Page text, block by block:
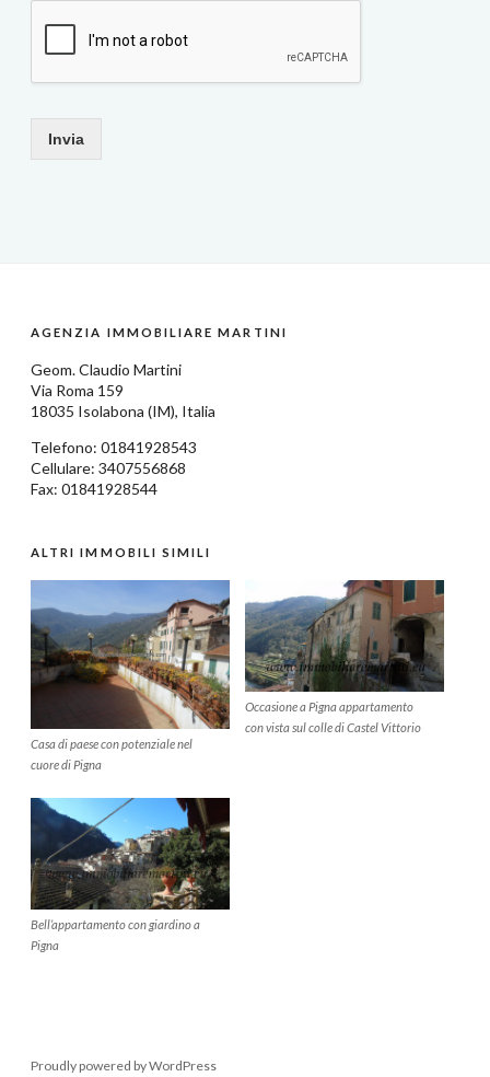
Invia
AGENZIA IMMOBILIARE MARTINI
Geom.Claudio Martini
Via Roma 159
18035 Isolabona (IM), Italia
Telefono: 01841928543
Cellulare: 3407556868
Fax: 01841928544
ALTRI IMMOBILI SIMILI
Casa di paese con potenziale nel
cuore di Pigna
Occasione a Pigna appartamento
con vista sul colle di Castel Vittorio
Bell’appartamento con giardino a
Pigna
Proudly powered by WordPress